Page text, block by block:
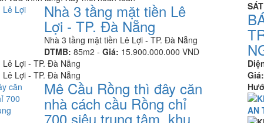
Nhà 3 tầng mặt tiền Lê
Lợi - TP. Đà Nẵng
Nhà 3 tầng mặt tiền Lê Lợi - TP. Đà Nẵng
DTMB: 85m2 - Giá: 15.900.000.000 VND
Mê Cầu Rồng thì đây căn
nhà cách cầu Rồng chỉ
700 siêu trung tâm, khu
Giá: